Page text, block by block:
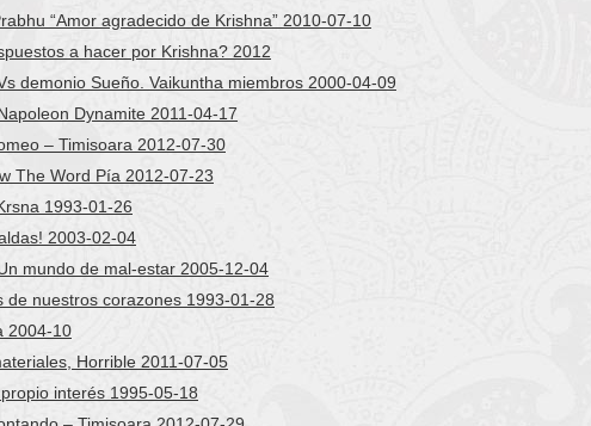
“Amor agradecido de Krishna” 2010-07-10
a hacer por Krishna? 2012
demonio Sueño. Vaikuntha miembros 2000-04-09
Dynamite 2011-04-17
– Timisoara 2012-07-30
The Word Pía 2012-07-23
1993-01-26
2003-02-04
mundo de mal-estar 2005-12-04
de nuestros corazones 1993-01-28
2004-10
Horrible 2011-07-05
interés 1995-05-18